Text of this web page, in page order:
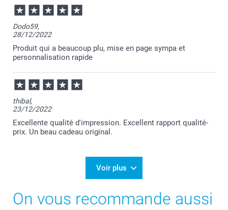
Dodo59,
28/12/2022
Produit qui a beaucoup plu, mise en page sympa et
personnalisation rapide
thibal,
23/12/2022
Excellente qualité d'impression. Excellent rapport qualité-
prix. Un beau cadeau original.
Voir plus
On vous recommande aussi